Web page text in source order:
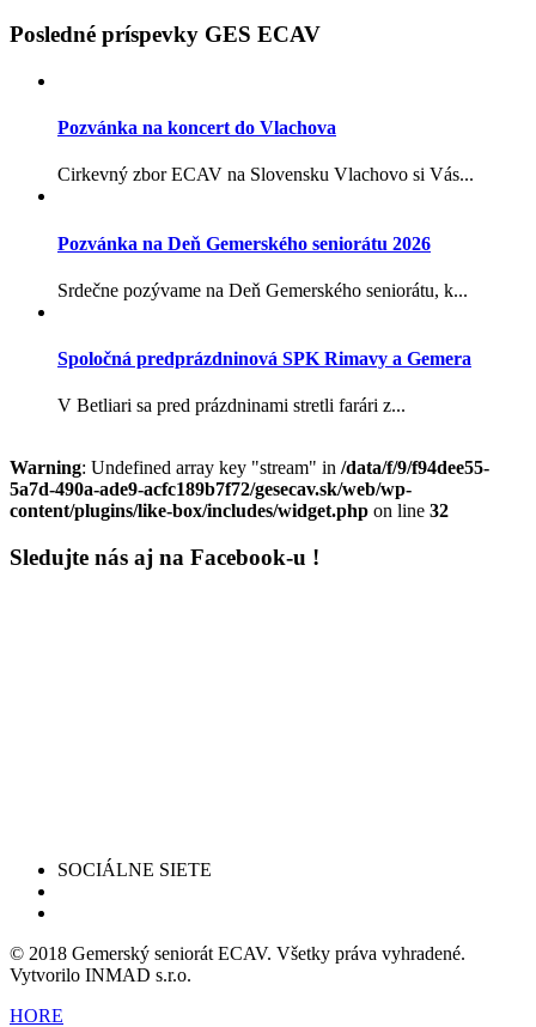
Posledné príspevky GES ECAV
Pozvánka na koncert do Vlachova
Cirkevný zbor ECAV na Slovensku Vlachovo si Vás...
Pozvánka na Deň Gemerského seniorátu 2026
Srdečne pozývame na Deň Gemerského seniorátu, k...
Spoločná predprázdninová SPK Rimavy a Gemera
V Betliari sa pred prázdninami stretli farári z...
Warning: Undefined array key "stream" in /data/f/9/f94dee55-
5a7d-490a-ade9-acfc189b7f72/gesecav.sk/web/wp-
content/plugins/like-box/includes/widget.php on line 32
Sledujte nás aj na Facebook-u !
SOCIÁLNE SIETE
© 2018 Gemerský seniorát ECAV. Všetky práva vyhradené.
Vytvorilo INMAD s.r.o.
HORE